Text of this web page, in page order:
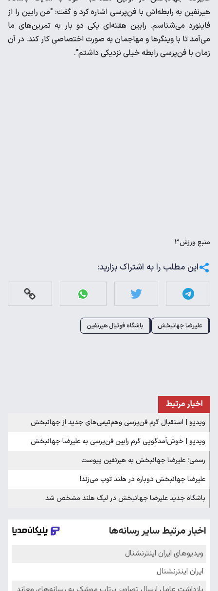
هیرنفین ‌به رابطه‌اش با فن‌پرسی اشاره کرد و گفت: "من رابین را از
فاینورد ‌می‌شناسم. رابین هفته‌ای یکی دو بار به تمرین‌های ما
می‌آمد تا با ‌وینگرها و مهاجمان به صورت اختصاصی کار کند. در آن
زمان با ‌فن‌پرسی رابطه خیلی نزدیکی داشتم". ‌
منبعورزش3
این مطلب را به اشتراک بزارید:
علیرضا جهانبخش باشگاه فوتبال هیرنفین
اخبار مرتبط
ویدیو | استقبال گرم فن‌پرسی وهم‌تیمی‌های جدید از جهانبخش
ویدیو | خوش‌آمدگویی گرم رابین فن‌پرسی به علیرضا جهانبخش
رسمی؛ علیرضا جهانبخش به هیرنفین پیوست
علیرضا جهانبخش دوباره در هلند توپ می‌زند!
باشگاه جدید علیرضا جهانبخش در لیگ هلند مشخص شد